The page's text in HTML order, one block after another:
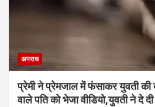
अपराध
प्रेमी ने प्रेमजाल में फंसाकर युवती की
वाले पत‍ि को भेजा वीड‍ियो,युवती ने दे